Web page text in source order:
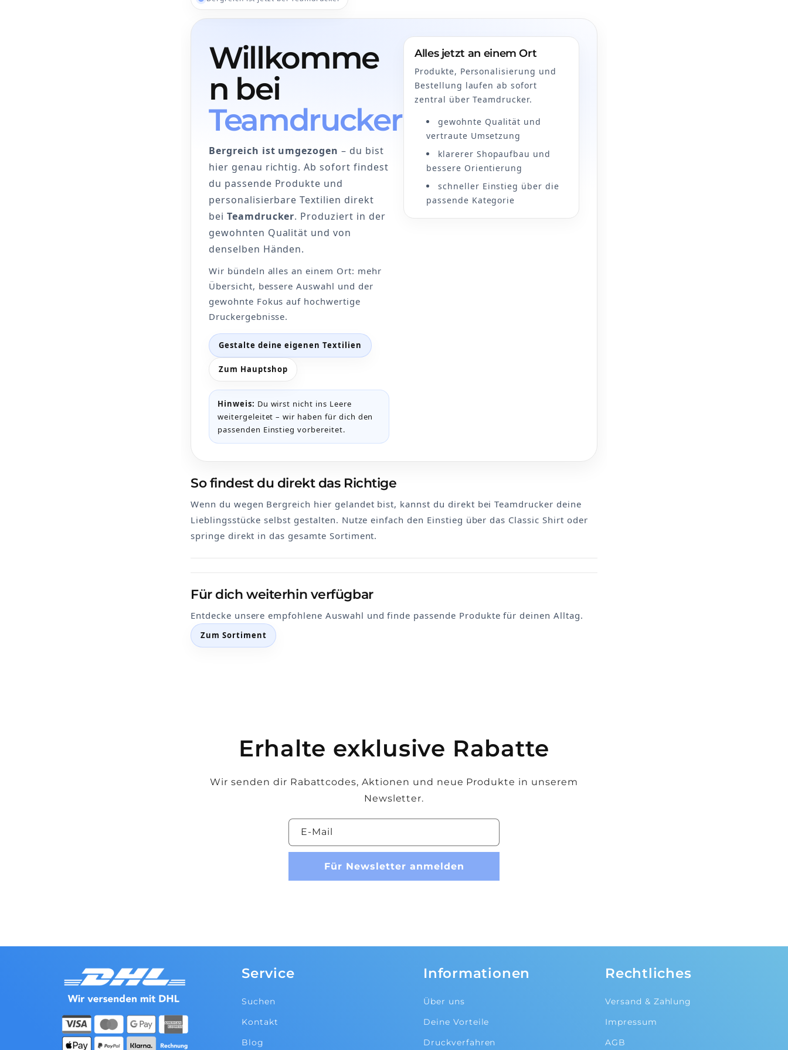
Willkomme
n bei
Teamdrucker
Bergreich ist umgezogen – du bist
hier genau richtig. Ab sofort findest
du passende Produkte und
personalisierbare Textilien direkt
bei Teamdrucker. Produziert in der
gewohnten Qualität und von
denselben Händen.
Wir bündeln alles an einem Ort: mehr
Übersicht, bessere Auswahl und der
gewohnte Fokus auf hochwertige
Druckergebnisse.
Gestalte deine eigenen Textilien
Zum Hauptshop
Hinweis: Du wirst nicht ins Leere
weitergeleitet – wir haben für dich den
passenden Einstieg vorbereitet.
Alles jetzt an einem Ort
Produkte, Personalisierung und
Bestellung laufen ab sofort
zentral über Teamdrucker.
gewohnte Qualität und
vertraute Umsetzung
klarerer Shopaufbau und
bessere Orientierung
schneller Einstieg über die
passende Kategorie
So findest du direkt das Richtige
Wenn du wegen Bergreich hier gelandet bist, kannst du direkt bei Teamdrucker deine
Lieblingsstücke selbst gestalten. Nutze einfach den Einstieg über das Classic Shirt oder
springe direkt in das gesamte Sortiment.
Für dich weiterhin verfügbar
Entdecke unsere empfohlene Auswahl und finde passende Produkte für deinen Alltag.
Zum Sortiment
Erhalte exklusive Rabatte
Wir senden dir Rabattcodes, Aktionen und neue Produkte in unserem
Newsletter.
E-Mail
Für Newsletter anmelden
Service
Suchen
Kontakt
Blog
Informationen
Über uns
Deine Vorteile
Druckverfahren
Rechtliches
Versand & Zahlung
Impressum
AGB